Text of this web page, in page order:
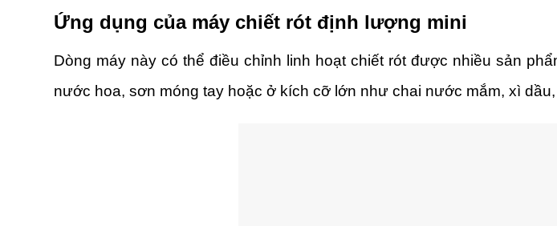
Ứng dụng của máy chiết rót định lượng mini
Dòng máy này có thể điều chỉnh linh hoạt chiết rót được nhiều sản
nước hoa, sơn móng tay hoặc ở kích cỡ lớn như chai nước mắm, xì